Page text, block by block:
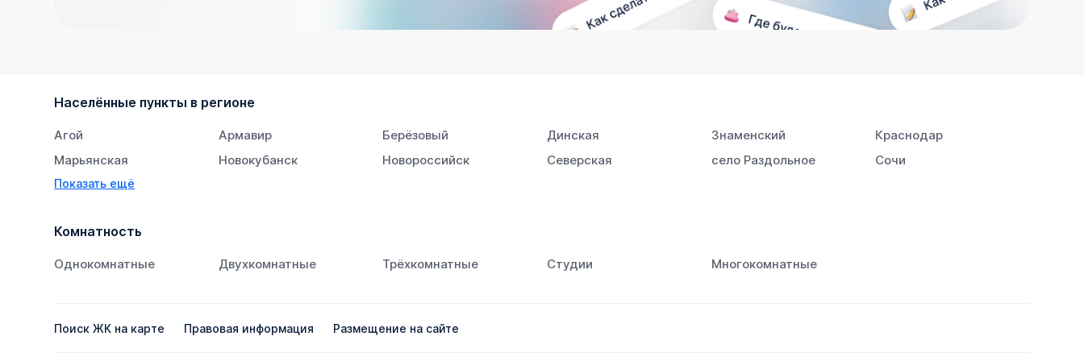
Населённые пункты в регионе
Агой Армавир Берёзовый Динская Знаменский
Краснодар
Марьянская
Новокубанск Новороссийск Северская село Раздольное
Сочи
Супсех
Показать ещё
Комнатность
Однокомнатные Двухкомнатные Трёхкомнатные Студии Многокомнатные
Поиск ЖК на карте Правовая информация Размещение на сайте